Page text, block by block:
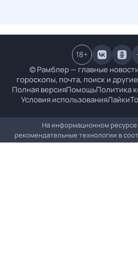
© Рамблер — главные
гороскопы, почта, поиск и
Полная версияПомощьПолитика
Условия использованияЛайки
18+
На информационном
рекомендательные технологии в